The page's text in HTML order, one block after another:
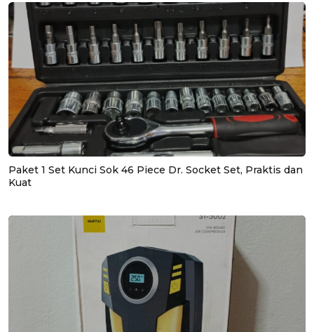
Paket 1 Set Kunci Sok 46 Piece Dr. Socket Set, Praktis dan
Kuat